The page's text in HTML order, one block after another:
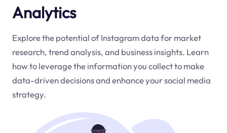
Analytics
Explore the potential of Instagram data for market
research, trend analysis, and business insights. Learn
how to leverage the information you collect to make
data-driven decisions and enhance your social media
strategy.